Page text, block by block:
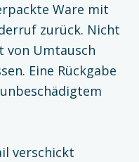
Ware mit
zurück. Nicht
von Umtausch
Eine Rückgabe
verschickt